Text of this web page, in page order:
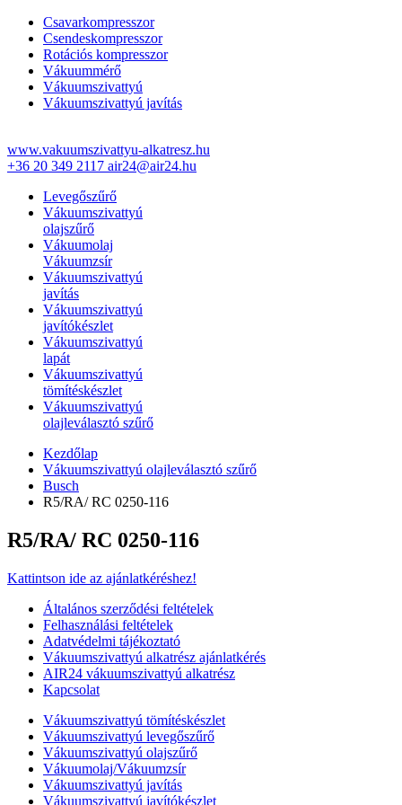
Csavarkompresszor
Csendeskompresszor
Rotációs kompresszor
Vákuummérő
Vákuumszivattyú
Vákuumszivattyú javítás
www.vakuumszivattyu-alkatresz.hu
+36 20 349 2117 air24@air24.hu
Levegőszűrő
Vákuumszivattyú
olajszűrő
Vákuumolaj
Vákuumzsír
Vákuumszivattyú
javítás
Vákuumszivattyú
javítókészlet
Vákuumszivattyú
lapát
Vákuumszivattyú
tömítéskészlet
Vákuumszivattyú
olajleválasztó szűrő
Kezdőlap
Vákuumszivattyú olajleválasztó szűrő
Busch
R5/RA/ RC 0250-116
R5/RA/ RC 0250-116
Kattintson ide az ajánlatkéréshez!
Általános szerződési feltételek
Felhasználási feltételek
Adatvédelmi tájékoztató
Vákuumszivattyú alkatrész ajánlatkérés
AIR24 vákuumszivattyú alkatrész
Kapcsolat
Vákuumszivattyú tömítéskészlet
Vákuumszivattyú levegőszűrő
Vákuumszivattyú olajszűrő
Vákuumolaj/Vákuumzsír
Vákuumszivattyú javítás
Vákuumszivattyú javítókészlet